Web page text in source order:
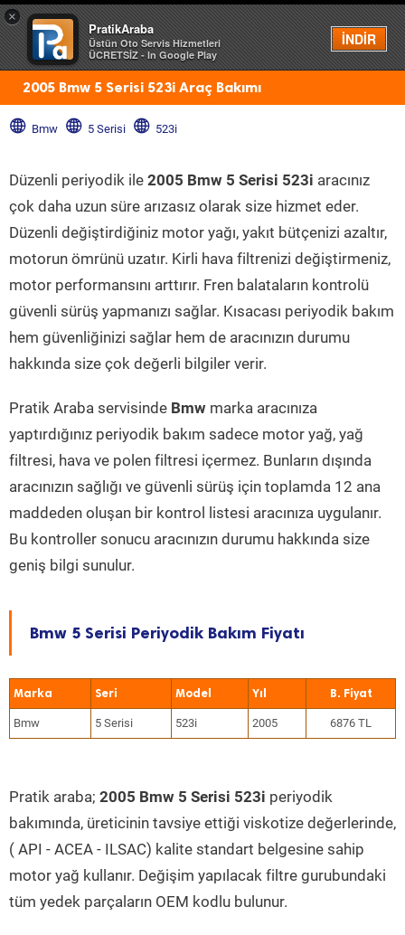
×
PratikAraba
Üstün Oto Servis Hizmetleri
ÜCRETSİZ - In Google Play
İNDİR
Menü
2005 Bmw 5 Serisi 523i Araç Bakımı
Bmw 5 Serisi 523i
Düzenli periyodik ile 2005 Bmw 5 Serisi 523i aracınız
çok daha uzun süre arızasız olarak size hizmet eder.
Düzenli değiştirdiğiniz motor yağı, yakıt bütçenizi azaltır,
motorun ömrünü uzatır. Kirli hava filtrenizi değiştirmeniz,
motor performansını arttırır. Fren balataların kontrolü
güvenli sürüş yapmanızı sağlar. Kısacası periyodik bakım
hem güvenliğinizi sağlar hem de aracınızın durumu
hakkında size çok değerli bilgiler verir.
Pratik Araba servisinde Bmw marka aracınıza
yaptırdığınız periyodik bakım sadece motor yağ, yağ
filtresi, hava ve polen filtresi içermez. Bunların dışında
aracınızın sağlığı ve güvenli sürüş için toplamda 12 ana
maddeden oluşan bir kontrol listesi aracınıza uygulanır.
Bu kontroller sonucu aracınızın durumu hakkında size
geniş bilgi sunulur.
Bmw 5 Serisi Periyodik Bakım Fiyatı
Marka Seri Model Yıl
Bmw 5 Serisi 523i 2005 6876 TL
Pratik araba; 2005 Bmw 5 Serisi 523i periyodik
bakımında, üreticinin tavsiye ettiği viskotize değerlerinde,
( API - ACEA - ILSAC) kalite standart belgesine sahip
motor yağ kullanır. Değişim yapılacak filtre gurubundaki
tüm yedek parçaların OEM kodlu bulunur.